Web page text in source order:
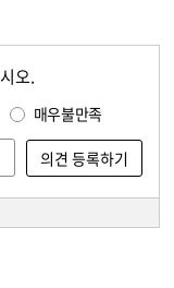
오.
매우불만족